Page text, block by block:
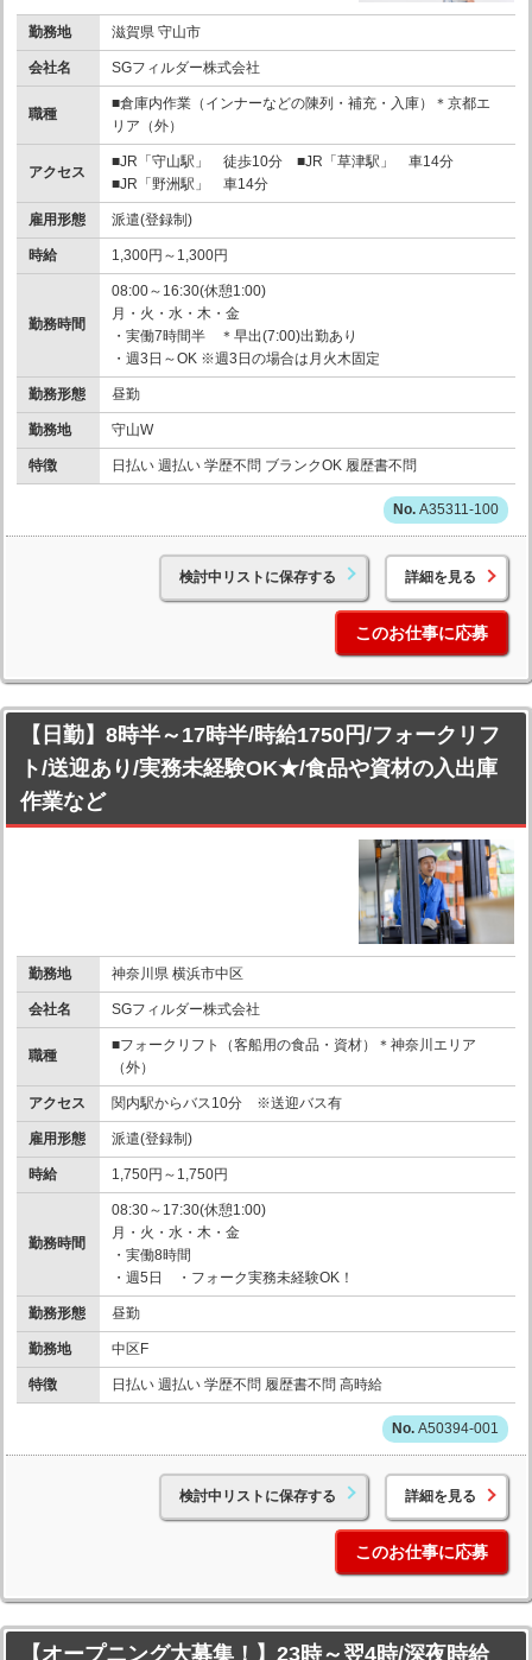
勤務地 滋賀県 守山市
会社名 SGフィルダー株式会社
職種
■倉庫内作業（インナーなどの陳列・補充・入庫）＊京都エ
リア（外）
アクセス
■JR「守山駅」 徒歩10分 ■JR「草津駅」 車14分
■JR「野洲駅」 車14分
雇用形態 派遣(登録制)
時給 1,300円～1,300円
勤務時間
08:00～16:30(休憩1:00)
月・火・水・木・金
・実働7時間半 ＊早出(7:00)出勤あり
・週3日～OK ※週3日の場合は月火木固定
勤務形態 昼勤
勤務地 守山W
特徴 日払い 週払い 学歴不問 ブランクOK 履歴書不問
A35311-100
検討中リストに保存する 詳細を見る
このお仕事に応募
【日勤】8時半～17時半/時給1750円/フォークリフ
ト/送迎あり/実務未経験OK★/食品や資材の入出庫
作業など
勤務地 神奈川県 横浜市中区
会社名 SGフィルダー株式会社
職種
■フォークリフト（客船用の食品・資材）＊神奈川エリア
（外）
アクセス 関内駅からバス10分 ※送迎バス有
雇用形態 派遣(登録制)
時給 1,750円～1,750円
勤務時間
08:30～17:30(休憩1:00)
月・火・水・木・金
・実働8時間
・週5日 ・フォーク実務未経験OK！
勤務形態 昼勤
勤務地 中区F
特徴 日払い 週払い 学歴不問 履歴書不問 高時給
A50394-001
検討中リストに保存する 詳細を見る
このお仕事に応募
【オープニング大募集！】23時～翌4時/深夜時給